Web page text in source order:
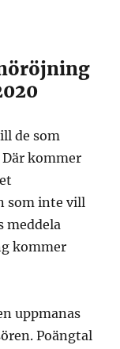
de som
kommer
som inte vill
meddela
kommer
uppmanas
Poängtal